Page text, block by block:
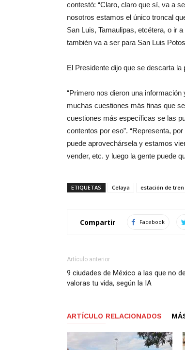
contestó: “Claro, claro que sí, va a
nosotros estamos el único troncal
San Luis, Tamaulipas, etcétera, o ir
también va a ser para San Luis
El Presidente dijo que se descarta
“Primero nos dieron una
muchas cuestiones más finas que
cuestiones más específicas se las
contentos por eso”. “Representa,
puede aprovechársela y estamos
vender, etc. y luego la gente puede
ETIQUETAS Celaya estación de tren
Compartir Facebook
Artículo anterior
9 ciudades de México a las que no
valoras tu vida, según la IA
ARTÍCULO RELACIONADOS